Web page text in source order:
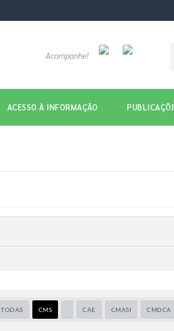
Acompanhe!
ACESSO À INFORMAÇÃO
TODAS CMS CAE CMASI CMDCA